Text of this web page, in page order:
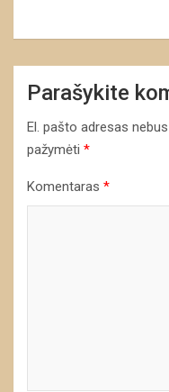
Parašykite
El. pašto adresas
pažymėti *
Komentaras *